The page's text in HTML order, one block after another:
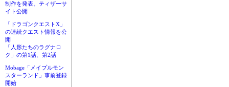
制作を発表。ティザーサ
イト公開
「ドラゴンクエストX」
の連続クエスト情報を公
開
「人形たちのラグナロ
ク」の第1話、第2話
Mobage「メイプルモン
スターランド」事前登録
開始